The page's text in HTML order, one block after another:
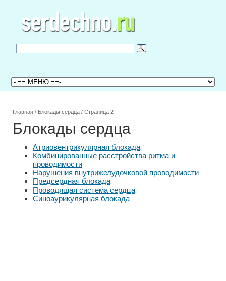
Главная / Блокады сердца / Страница 2
Блокады сердца
Атриовентрикулярная блокада
Комбинированные расстройства ритма и
проводимости
Нарушения внутрижелудочковой проводимости
Предсердная блокада
Проводящая система сердца
Синоаурикулярная блокада